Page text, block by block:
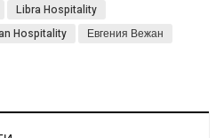
Libra Hospitality
Hospitality
Евгения Вежан